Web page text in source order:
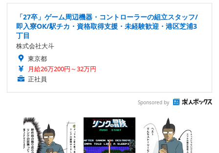
「27卒」ゲーム周辺機器・コントローラーの組立スタッフ/
即入寮OK/駅チカ・資格取得支援・未経験歓迎・港区芝浦3
丁目
株式会社大斗
東京都
月給26万200円～32万円
正社員
Sponsored by